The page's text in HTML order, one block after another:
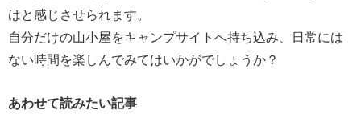
はと感じさせられます。
自分だけの山小屋をキャンプサイトへ持ち込み、日常には
ない時間を楽しんでみてはいかがでしょうか？
あわせて読みたい記事